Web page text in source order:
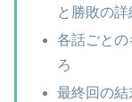
と勝敗の詳
各話ごとの
ろ
最終回の